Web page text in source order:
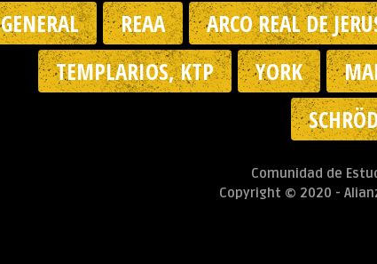
GENERAL REAA ARCO REAL DE
TEMPLARIOS, KTP
YORK
Comunidad de
Copyright © 2020 -